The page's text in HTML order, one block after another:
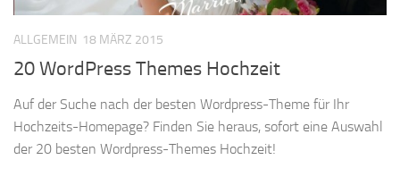
ALLGEMEIN 18 MÄRZ 2015
20 WordPress Themes Hochzeit
Auf der Suche nach der besten Wordpress-Theme für Ihr
Hochzeits-Homepage? Finden Sie heraus, sofort eine Auswahl
der 20 besten Wordpress-Themes Hochzeit!